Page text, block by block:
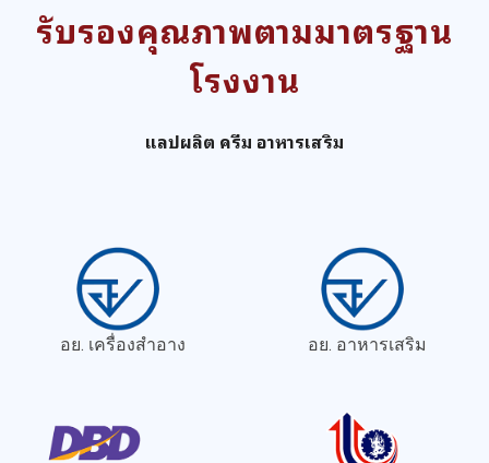
รับรองคุณภาพตามมาตรฐาน
โรงงาน
แลปผลิต ครีม อาหารเสริม
อย. เครื่องสำอาง อย. อาหารเสริม